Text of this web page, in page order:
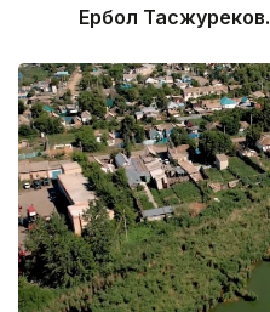
Ербол Тасжуреков.